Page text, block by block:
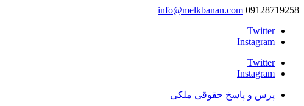
09128719258
info@melkbanan.com
Twitter
Instagram
Twitter
Instagram
پرس و پاسخ حقوقی ملکی